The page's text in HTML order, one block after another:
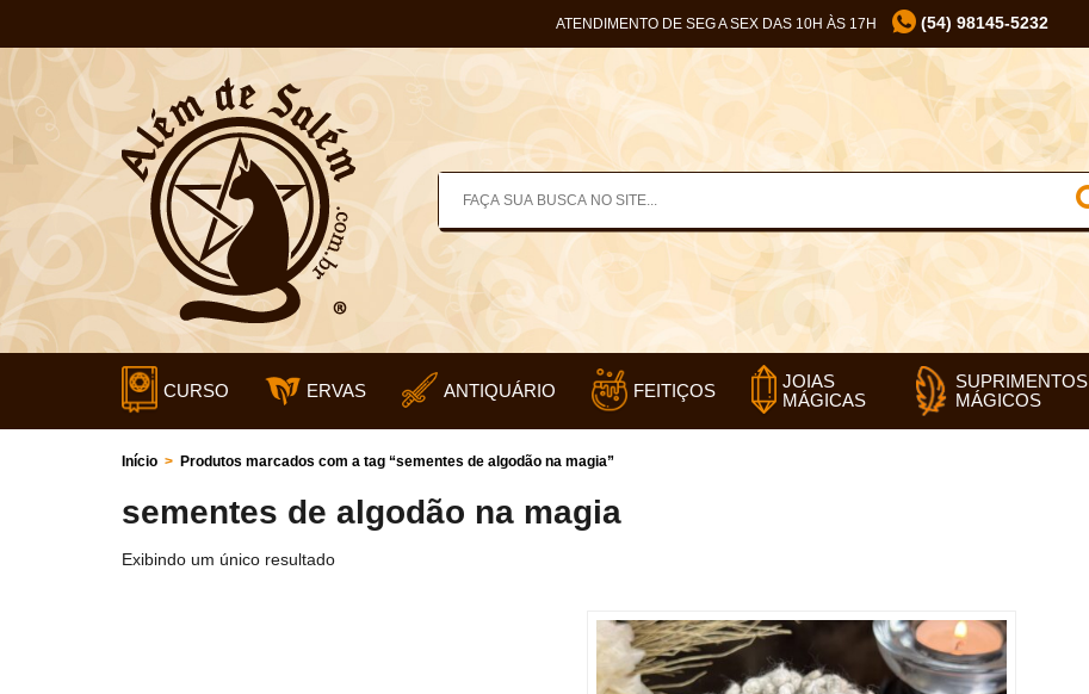
ATENDIMENTO DE SEG A SEX DAS 10H ÀS 17H (54) 98145-5232
CURSO ERVAS ANTIQUÁRIO FEITIÇOS
JOIAS
MÁGICAS
SUPRIMENTOS
MÁGICOS
Início > Produtos marcados com a tag “sementes de algodão na magia”
sementes de algodão na magia
Exibindo um único resultado